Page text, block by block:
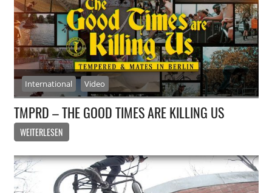
International Video
TMPRD – THE GOOD TIMES ARE KILLING US
WEITERLESEN